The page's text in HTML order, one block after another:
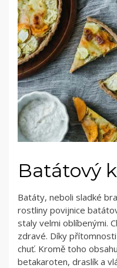
Batátový
Batáty, neboli sladké
rostliny povijnice
staly velmi oblíbenými.
zdravé. Díky
chuť. Kromě toho
betakaroten, draslík a